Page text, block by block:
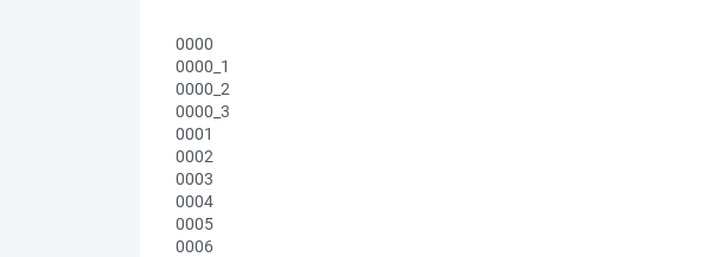
0000
0000_1
0000_2
0000_3
0001
0002
0003
0004
0005
0006